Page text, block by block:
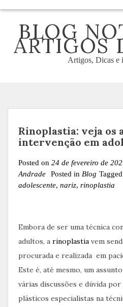
BLOG
ARTIGOS
Artigos, Dicas e
Rinoplastia: veja os
intervenção em
Posted on 24 de fevereiro de
Andrade
Posted in Blog Tagged
adolescente, nariz, rinoplastia
Embora de ser uma técnica
adultos, a rinoplastia vem
procurada e realizada em
Este é, até mesmo, um
várias discussões e dúvida
plásticos especialistas na